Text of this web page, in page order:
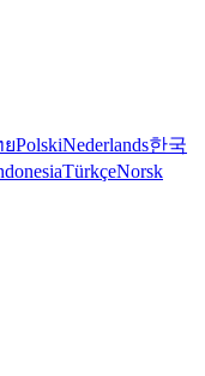
PolskiNederlands한국
TürkçeNorsk